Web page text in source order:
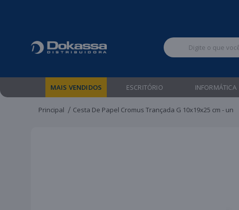
MAIS VENDIDOS ESCRITÓRIO INFORMÁTICA
Principal Cesta De Papel Cromus Trançada G 10x19x25 cm - un